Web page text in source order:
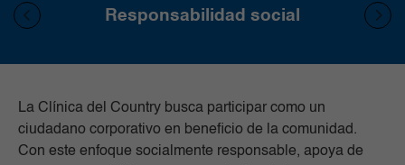
Responsabilidad social
La Clínica del Country busca participar como un
ciudadano corporativo en beneficio de la comunidad.
Con este enfoque socialmente responsable, apoya de